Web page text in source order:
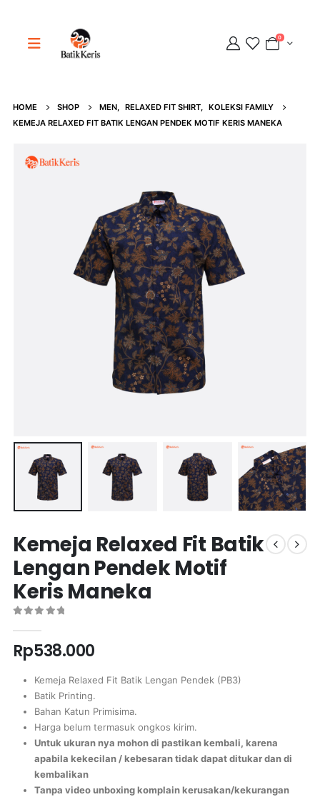
0
HOME SHOP MEN, RELAXED FIT SHIRT, KOLEKSI FAMILY
KEMEJA RELAXED FIT BATIK LENGAN PENDEK MOTIF KERIS MANEKA
Kemeja Relaxed Fit Batik
Lengan Pendek Motif
Keris Maneka
Rp538.000
Kemeja Relaxed Fit Batik Lengan Pendek (PB3)
Batik Printing.
Bahan Katun Primisima.
Harga belum termasuk ongkos kirim.
Untuk ukuran nya mohon di pastikan kembali, karena
apabila kekecilan / kebesaran tidak dapat ditukar dan di
kembalikan
Tanpa video unboxing komplain kerusakan/kekurangan
Adipati